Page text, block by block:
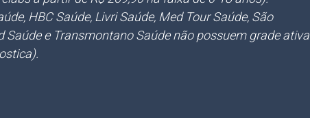
HBC Saúde, Livri Saúde, Med Tour Saúde, São
Saúde e Transmontano Saúde não possuem grade ativa